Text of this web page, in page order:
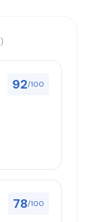
92/100
78/100